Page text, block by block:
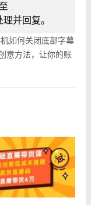
并回复。
如何关闭底部字幕
意方法，让你的账